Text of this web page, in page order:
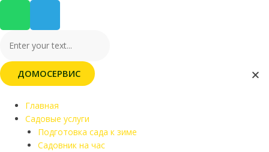
ДОМОСЕРВИС
Главная
Садовые услуги
Подготовка сада к зиме
Садовник на час